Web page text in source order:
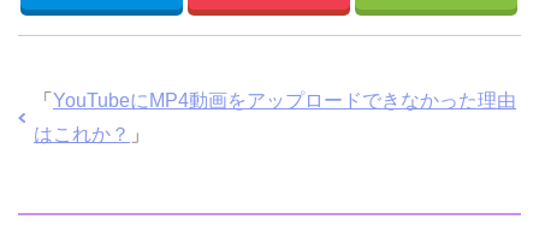
「 YouTubeにMP4動画をアップロードできなかった理由
はこれか？ 」